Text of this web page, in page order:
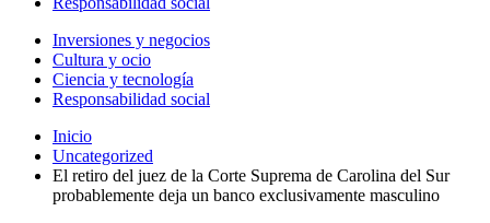
Inversiones y negocios
Cultura y ocio
Ciencia y tecnología
Responsabilidad social
Inicio
Uncategorized
El retiro del juez de la Corte Suprema de Carolina del Sur
probablemente deja un banco exclusivamente masculino